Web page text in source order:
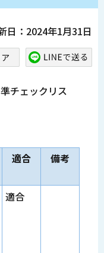
日：2024年1月31日
チェックリス
適合 備考
適合